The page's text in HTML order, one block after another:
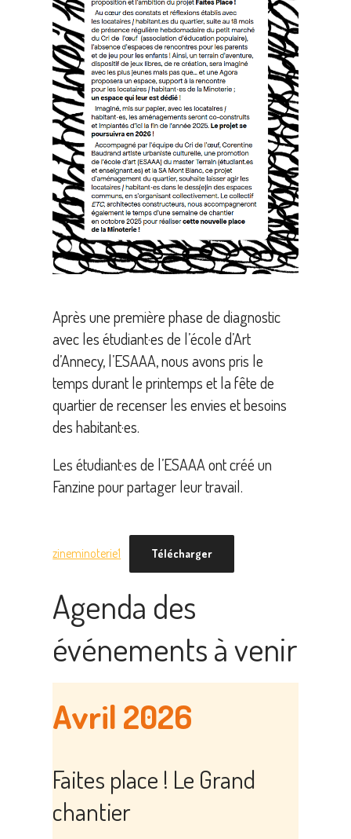
Après une première phase de diagnostic
avec les étudiant·es de l’école d’Art
d’Annecy, l’ESAAA, nous avons pris le
temps durant le printemps et la fête de
quartier de recenser les envies et besoins
des habitant·es.
Les étudiant·es de l’ESAAA ont créé un
Fanzine pour partager leur travail.
zineminoterie1 Télécharger
Agenda des
événements à venir
Avril 2026
Faites place ! Le Grand
chantier